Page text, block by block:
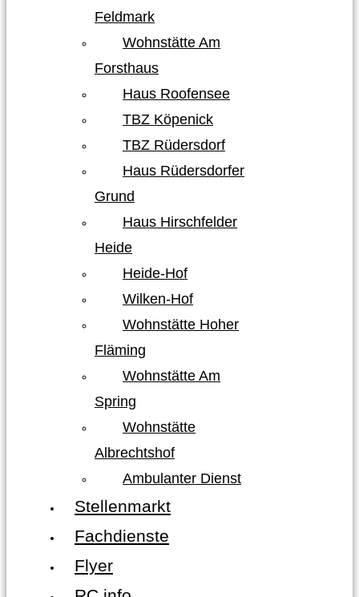
Feldmark
Wohnstätte Am
Forsthaus
Haus Roofensee
TBZ Köpenick
TBZ Rüdersdorf
Haus Rüdersdorfer
Grund
Haus Hirschfelder
Heide
Heide-Hof
Wilken-Hof
Wohnstätte Hoher
Fläming
Wohnstätte Am
Spring
Wohnstätte
Albrechtshof
Ambulanter Dienst
Stellenmarkt
Fachdienste
Flyer